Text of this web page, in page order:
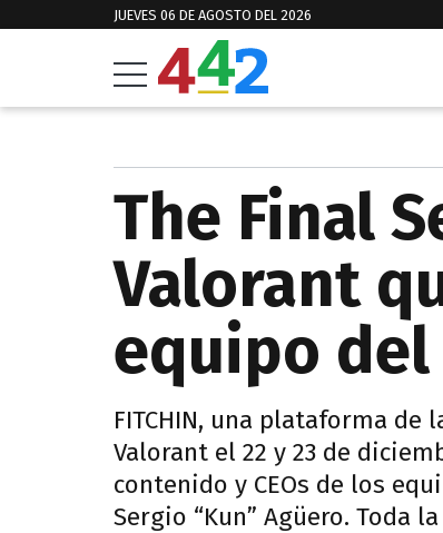
JUEVES 06 DE AGOSTO DEL 2026
The Final
Valorant
equipo del
FITCHIN, una plataforma
Valorant el 22 y 23 de
contenido y CEOs de los
Sergio “Kun” Agüero. Toda